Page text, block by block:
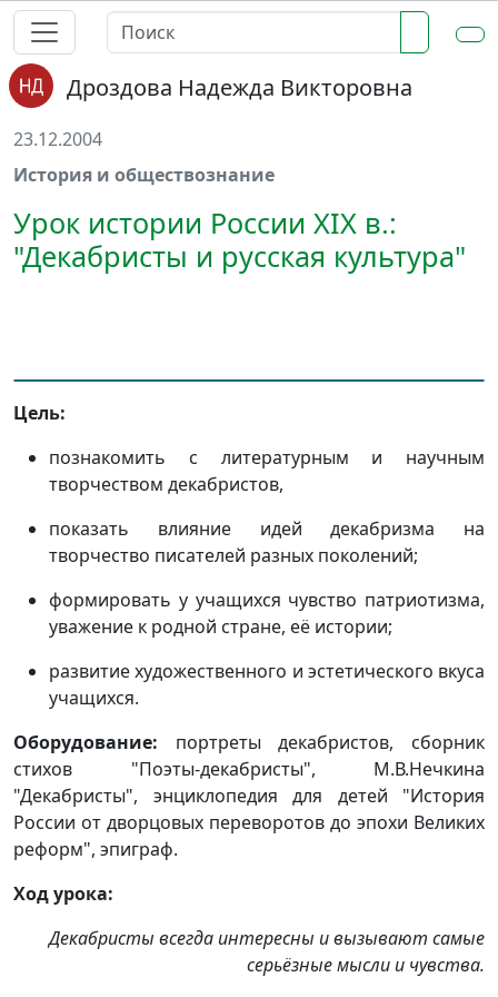
Дроздова Надежда Викторовна
23.12.2004
История и обществознание
Урок истории России XIX в.:
"Декабристы и русская культура"
Цель:
познакомить с литературным и научным
творчеством декабристов,
показать влияние идей декабризма на
творчество писателей разных поколений;
формировать у учащихся чувство патриотизма,
уважение к родной стране, её истории;
развитие художественного и эстетического вкуса
учащихся.
Оборудование: портреты декабристов, сборник
стихов "Поэты-декабристы", М.В.Нечкина
"Декабристы", энциклопедия для детей "История
России от дворцовых переворотов до эпохи Великих
реформ", эпиграф.
Ход урока:
Декабристы всегда интересны и вызывают самые
серьёзные мысли и чувства.